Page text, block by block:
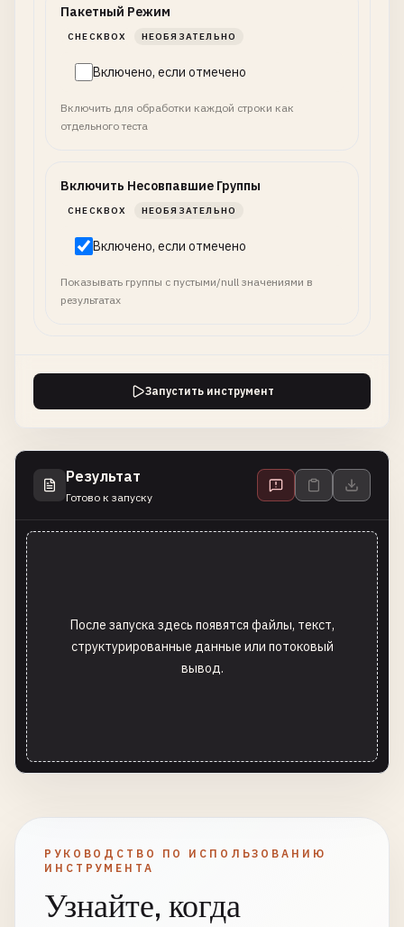
Пакетный Режим
CHECKBOX НЕОБЯЗАТЕЛЬНО
Включено, если отмечено
Включить для обработки каждой строки как
отдельного теста
Включить Несовпавшие Группы
CHECKBOX НЕОБЯЗАТЕЛЬНО
Включено, если отмечено
Показывать группы с пустыми/null значениями в
результатах
Запустить инструмент
Результат
Готово к запуску
После запуска здесь появятся файлы, текст,
структурированные данные или потоковый
вывод.
РУКОВОДСТВО ПО ИСПОЛЬЗОВАНИЮ
ИНСТРУМЕНТА
Узнайте, когда